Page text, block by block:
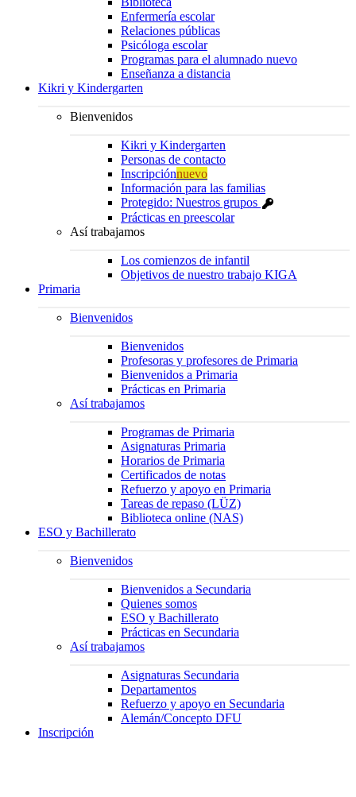
Enfermería escolar
Relaciones públicas
Psicóloga escolar
Programas para el alumnado nuevo
Enseñanza a distancia
Kikri y Kindergarten
Bienvenidos
Kikri y Kindergarten
Personas de contacto
Inscripciónnuevo
Información para las familias
Protegido: Nuestros grupos
Prácticas en preescolar
Así trabajamos
Los comienzos de infantil
Objetivos de nuestro trabajo KIGA
Primaria
Bienvenidos
Bienvenidos
Profesoras y profesores de Primaria
Bienvenidos a Primaria
Prácticas en Primaria
Así trabajamos
Programas de Primaria
Asignaturas Primaria
Horarios de Primaria
Certificados de notas
Refuerzo y apoyo en Primaria
Tareas de repaso (LÜZ)
Biblioteca online (NAS)
ESO y Bachillerato
Bienvenidos
Bienvenidos a Secundaria
Quienes somos
ESO y Bachillerato
Prácticas en Secundaria
Así trabajamos
Asignaturas Secundaria
Departamentos
Refuerzo y apoyo en Secundaria
Alemán/Concepto DFU
Inscripción